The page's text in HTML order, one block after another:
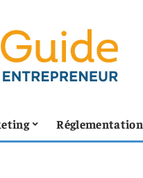
Réglementation